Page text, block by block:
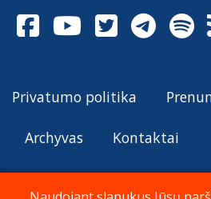
Privatumo politika
Archyvas Kontaktai